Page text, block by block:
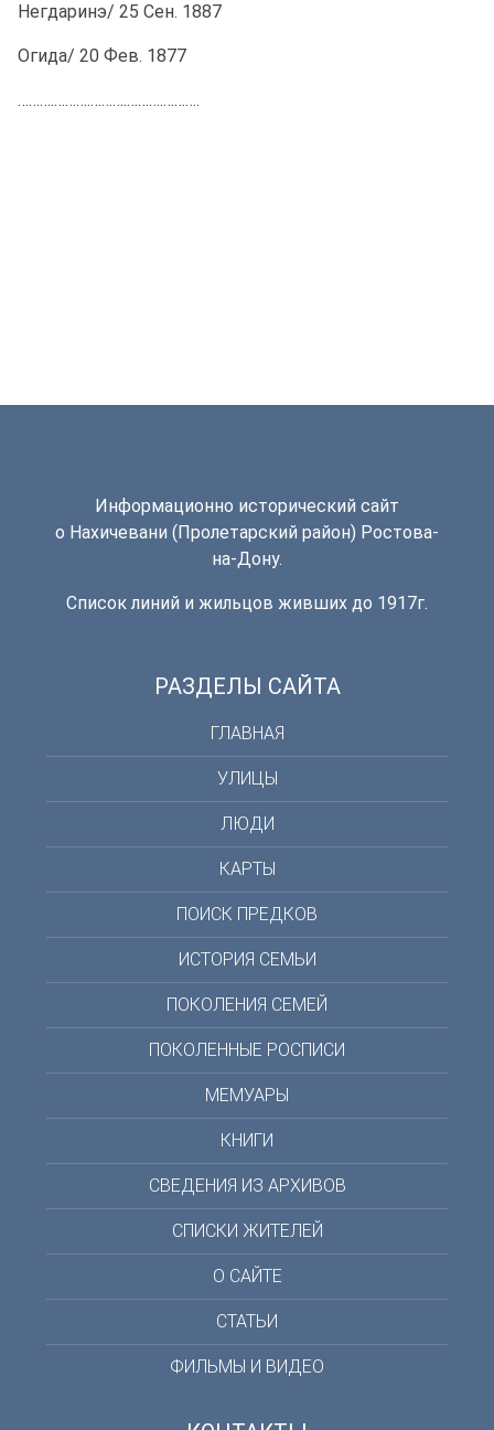
Негдаринэ/ 25 Сен. 1887
Огида/ 20 Фев. 1877
……….……….……….……….……….
Информационно исторический сайт
о Нахичевани (Пролетарский район) Ростова-
на-Дону.
Список линий и жильцов живших до 1917г.
РАЗДЕЛЫ САЙТА
ГЛАВНАЯ
УЛИЦЫ
ЛЮДИ
КАРТЫ
ПОИСК ПРЕДКОВ
ИСТОРИЯ СЕМЬИ
ПОКОЛЕНИЯ СЕМЕЙ
ПОКОЛЕННЫЕ РОСПИСИ
МЕМУАРЫ
КНИГИ
СВЕДЕНИЯ ИЗ АРХИВОВ
СПИСКИ ЖИТЕЛЕЙ
О САЙТЕ
СТАТЬИ
ФИЛЬМЫ И ВИДЕО